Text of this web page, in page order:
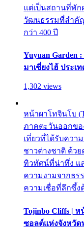
แต่เป็นสถานที่พัก
วัฒนธรรมที่สำคั
กว่า 400 ปี
Yuyuan Garden
มาเซี่ยงไฮ้ ประเ
1,302 views
หน้าผาโทจินโบ
ภาคตะวันออกขอ
เที่ยวที่ได้รับควา
ชาวต่างชาติ ด้ว
ทิวทัศน์ที่น่าทึ่ง แ
ความงามจากธร
ความเชื่อที่ลึกซึ้ง
Tojinbo Cliffs |
ซอลต์แห่งจังหวั